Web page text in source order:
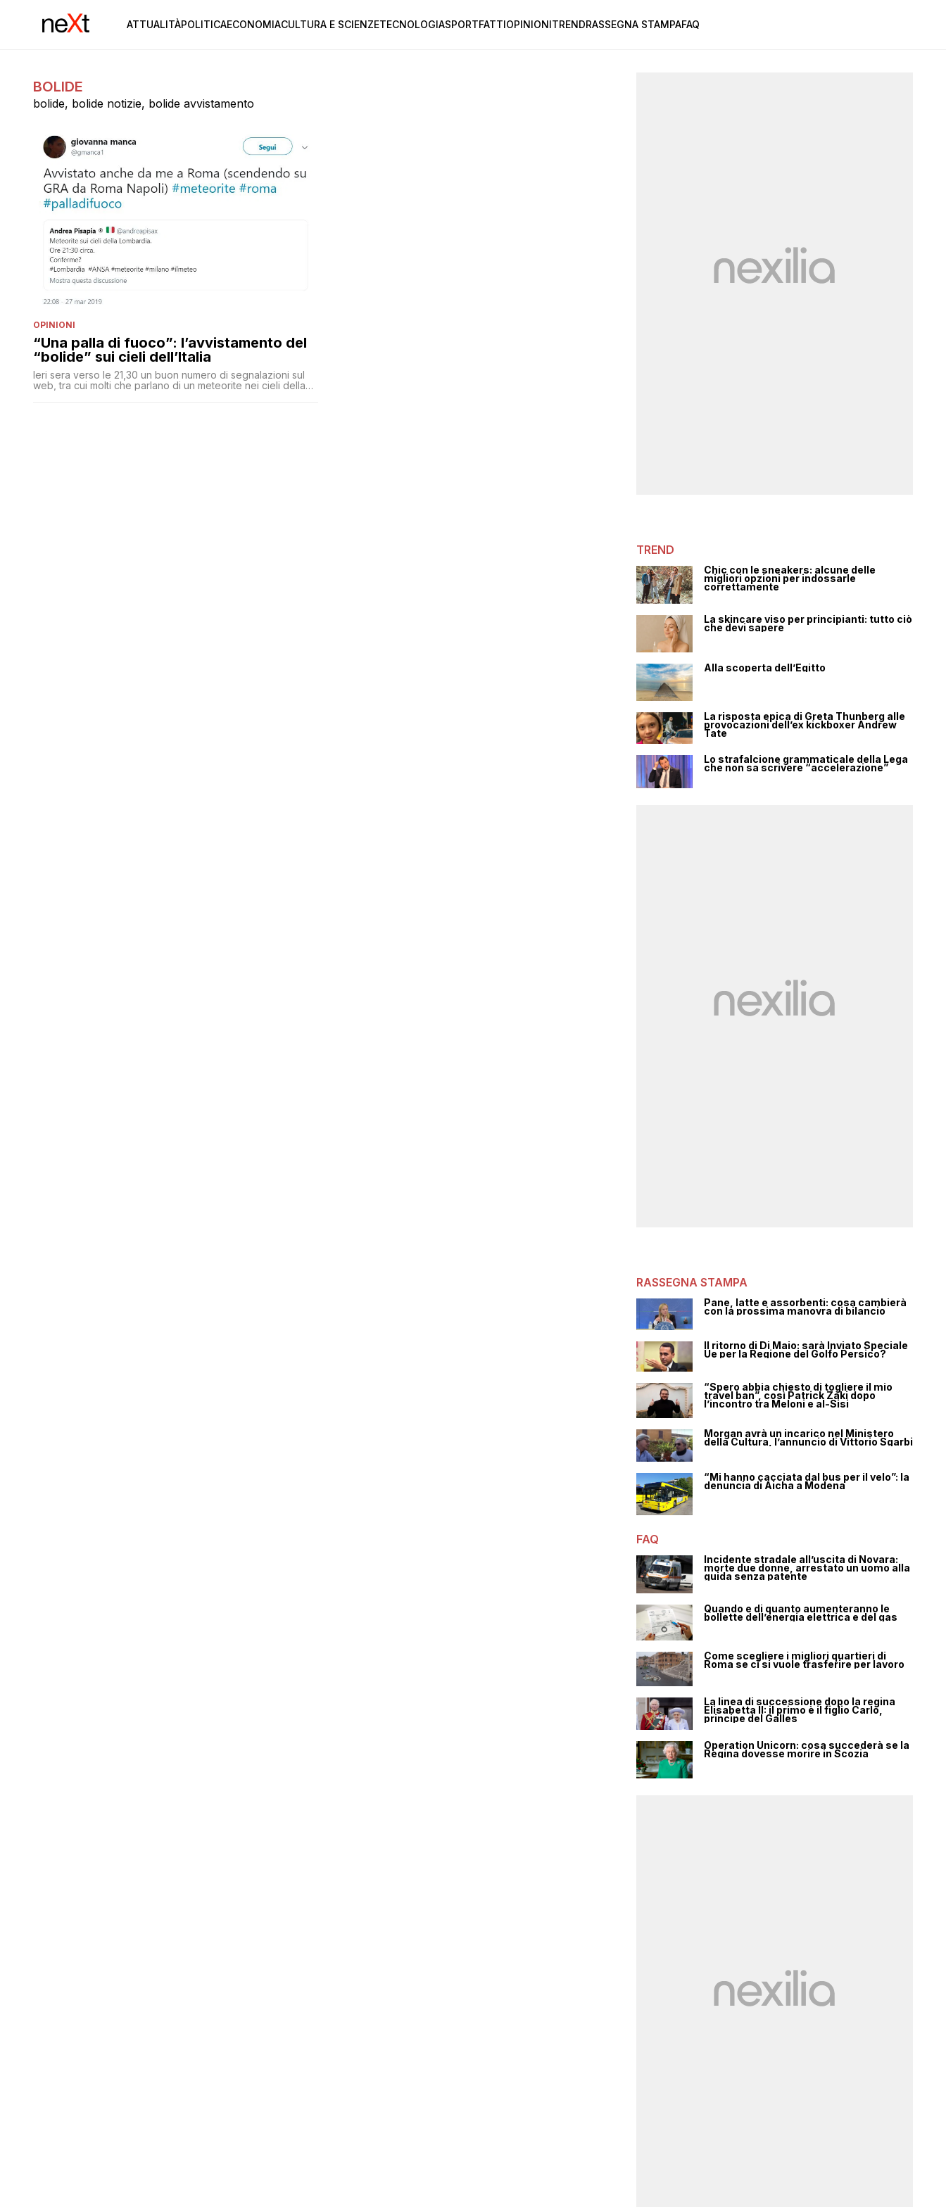
ATTUALITÀPOLITICAECONOMIACULTURA E SCIENZETECNOLOGIASPORTFATTIOPINIONITRENDRASSEGNA STAMPAFAQ
BOLIDE
bolide, bolide notizie, bolide avvistamento
OPINIONI
“Una palla di fuoco”: l’avvistamento del
“bolide” sui cieli dell’Italia
Ieri sera verso le 21,30 un buon numero di segnalazioni sul
web, tra cui molti che parlano di un meteorite nei cieli della
TREND
Chic con le sneakers: alcune delle
migliori opzioni per indossarle
correttamente
La skincare viso per principianti: tutto ciò
che devi sapere
Alla scoperta dell’Egitto
La risposta epica di Greta Thunberg alle
provocazioni dell’ex kickboxer Andrew
Tate
Lo strafalcione grammaticale della Lega
che non sa scrivere “accelerazione”
RASSEGNA STAMPA
Pane, latte e assorbenti: cosa cambierà
con la prossima manovra di bilancio
Il ritorno di Di Maio: sarà Inviato Speciale
Ue per la Regione del Golfo Persico?
“Spero abbia chiesto di togliere il mio
travel ban”, così Patrick Zaki dopo
l’incontro tra Meloni e al-Sisi
Morgan avrà un incarico nel Ministero
della Cultura, l’annuncio di Vittorio Sgarbi
“Mi hanno cacciata dal bus per il velo”: la
denuncia di Aicha a Modena
FAQ
Incidente stradale all’uscita di Novara:
morte due donne, arrestato un uomo alla
guida senza patente
Quando e di quanto aumenteranno le
bollette dell’energia elettrica e del gas
Come scegliere i migliori quartieri di
Roma se ci si vuole trasferire per lavoro
La linea di successione dopo la regina
Elisabetta II: il primo è il figlio Carlo,
principe del Galles
Operation Unicorn: cosa succederà se la
Regina dovesse morire in Scozia